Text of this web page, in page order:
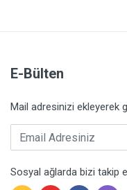
E-Bülten
Mail adresinizi ekleyerek
Email Adresiniz
Sosyal ağlarda bizi takip